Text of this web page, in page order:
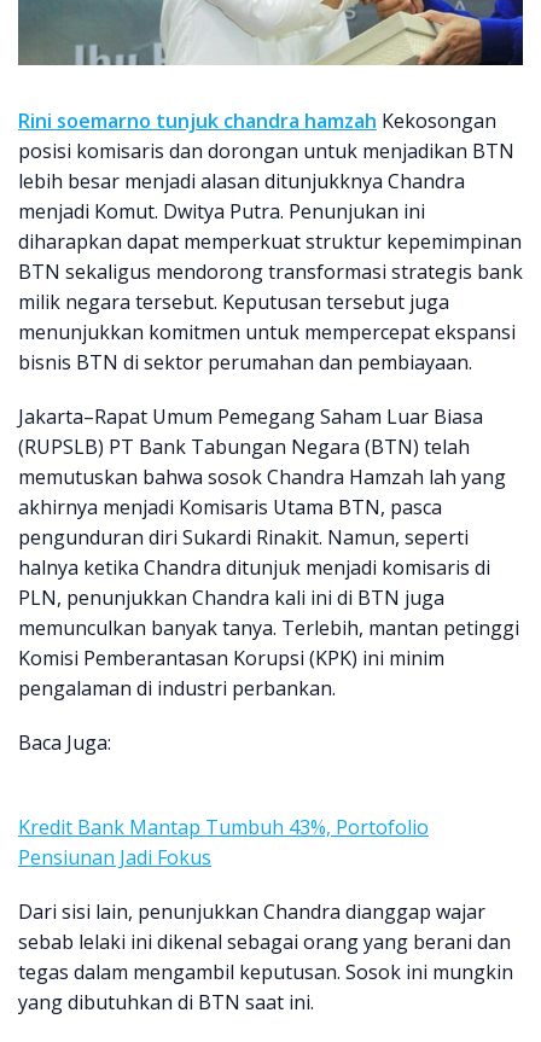
Rini soemarno tunjuk chandra hamzah Kekosongan
posisi komisaris dan dorongan untuk menjadikan BTN
lebih besar menjadi alasan ditunjukknya Chandra
menjadi Komut. Dwitya Putra. Penunjukan ini
diharapkan dapat memperkuat struktur kepemimpinan
BTN sekaligus mendorong transformasi strategis bank
milik negara tersebut. Keputusan tersebut juga
menunjukkan komitmen untuk mempercepat ekspansi
bisnis BTN di sektor perumahan dan pembiayaan.
Jakarta–Rapat Umum Pemegang Saham Luar Biasa
(RUPSLB) PT Bank Tabungan Negara (BTN) telah
memutuskan bahwa sosok Chandra Hamzah lah yang
akhirnya menjadi Komisaris Utama BTN, pasca
pengunduran diri Sukardi Rinakit. Namun, seperti
halnya ketika Chandra ditunjuk menjadi komisaris di
PLN, penunjukkan Chandra kali ini di BTN juga
memunculkan banyak tanya. Terlebih, mantan petinggi
Komisi Pemberantasan Korupsi (KPK) ini minim
pengalaman di industri perbankan.
Baca Juga:
Kredit Bank Mantap Tumbuh 43%, Portofolio
Pensiunan Jadi Fokus
Dari sisi lain, penunjukkan Chandra dianggap wajar
sebab lelaki ini dikenal sebagai orang yang berani dan
tegas dalam mengambil keputusan. Sosok ini mungkin
yang dibutuhkan di BTN saat ini.